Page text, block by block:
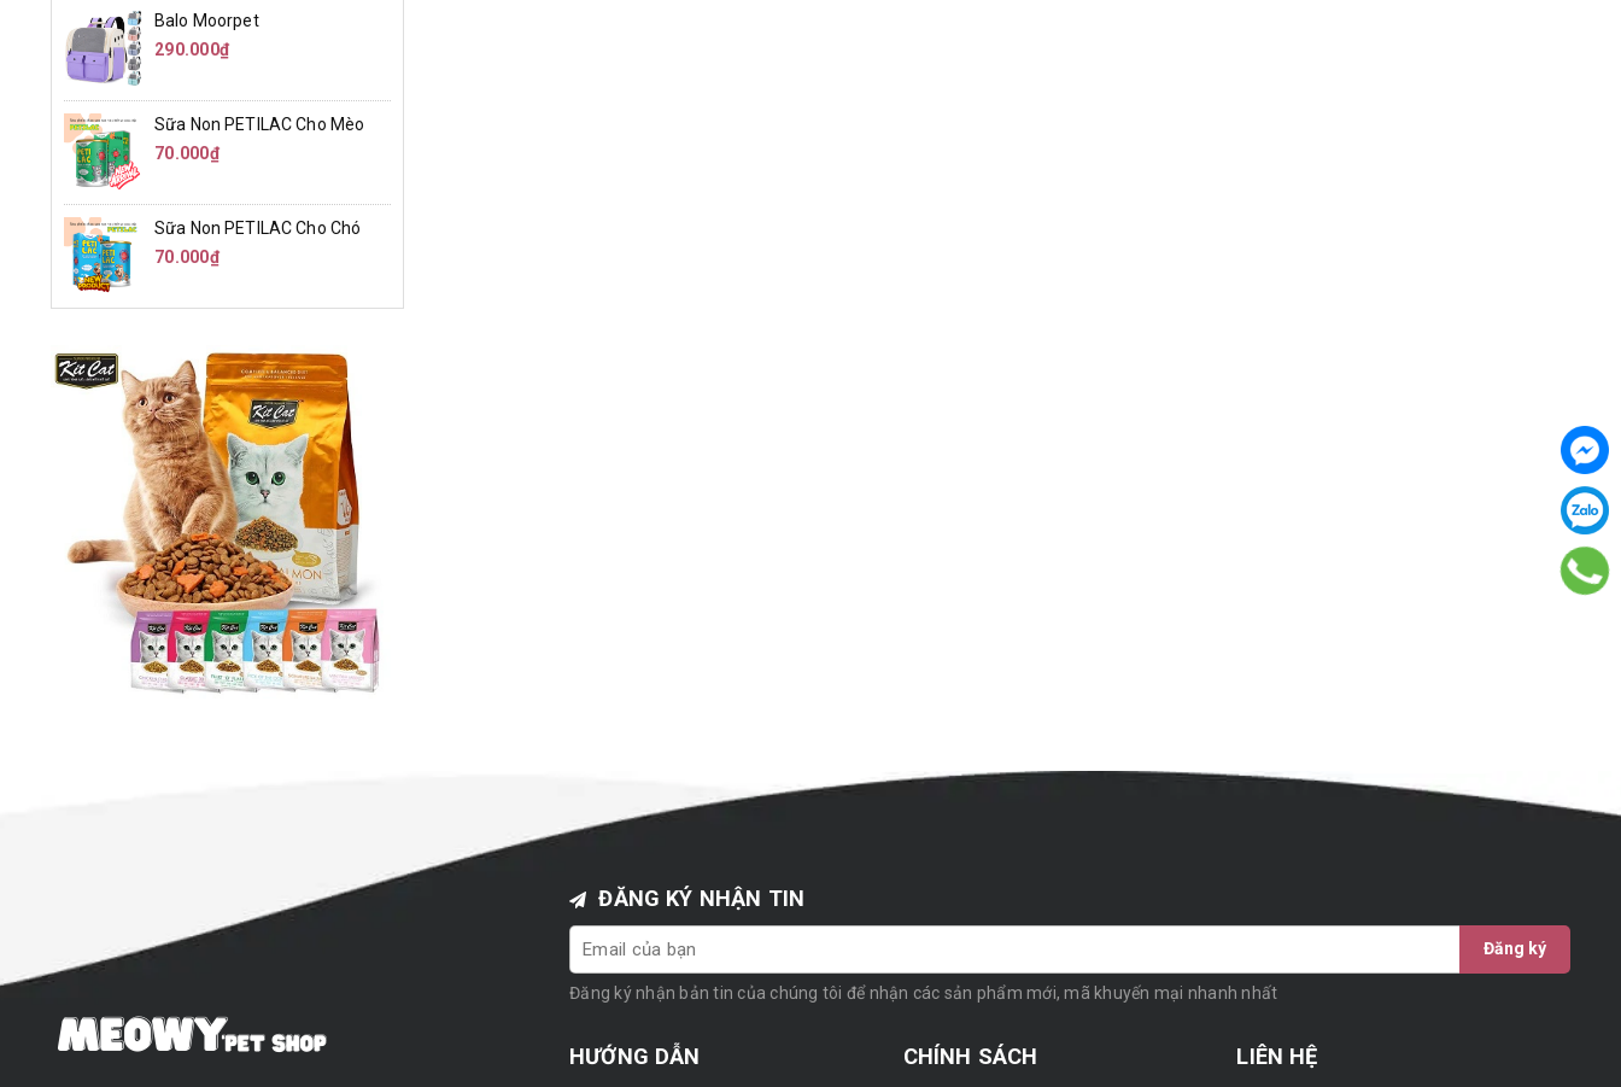
Balo Moorpet
290.000₫
Sữa Non PETILAC Cho Mèo
70.000₫
Sữa Non PETILAC Cho Chó
70.000₫
ĐĂNG KÝ NHẬN TIN
Đăng ký
Đăng ký nhận bản tin của chúng tôi để nhận các sản phẩm mới, mã khuyến mại nhanh nhất
HƯỚNG DẪN CHÍNH SÁCH LIÊN HỆ